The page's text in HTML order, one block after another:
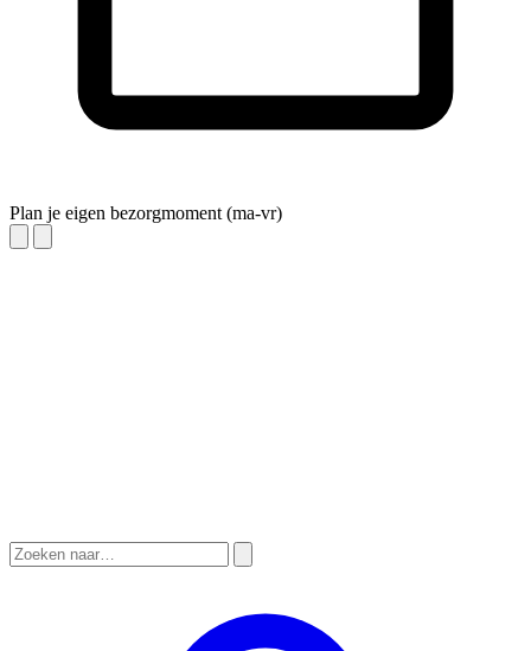
Plan je eigen bezorgmoment (ma-vr)